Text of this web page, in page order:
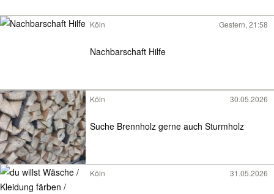
Köln Gestern, 21:58
Nachbarschaft Hilfe
Köln 30.05.2026
Suche Brennholz gerne auch Sturmholz
Köln 31.05.2026